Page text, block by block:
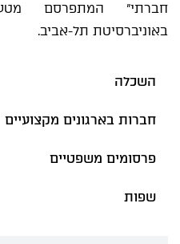
חברתי" המתפרסם
באוניברסיטת תל-אביב.
השכלה
חברות בארגונים מקצועיים
פרסומים משפטיים
שפות